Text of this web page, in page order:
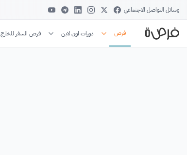
وسائل التواصل الاجتماعي
فرص دورات اون لاين فرص السفر للخارج